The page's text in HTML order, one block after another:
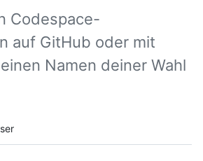
Codespace-
auf GitHub oder mit
Namen deiner Wahl